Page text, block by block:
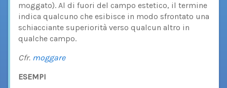
moggato). Al di fuori del campo estetico, il termine
indica qualcuno che esibisce in modo sfrontato una
schiacciante superiorità verso qualcun altro in
qualche campo.
Cfr. moggare
ESEMPI